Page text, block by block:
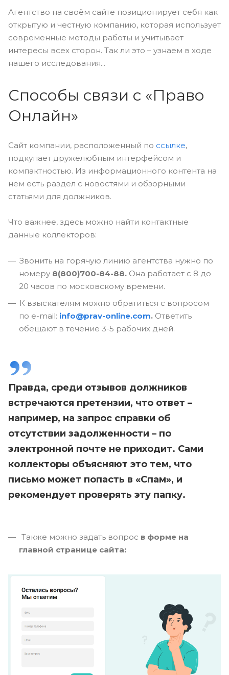
Агентство на своём сайте позиционирует себя как
открытую и честную компанию, которая использует
современные методы работы и учитывает
интересы всех сторон. Так ли это – узнаем в ходе
нашего исследования...
Способы связи с «Право
Онлайн»
Сайт компании, расположенный по ссылке,
подкупает дружелюбным интерфейсом и
компактностью. Из информационного контента на
нём есть раздел с новостями и обзорными
статьями для должников.
Что важнее, здесь можно найти контактные
данные коллекторов:
Звонить на горячую линию агентства нужно по
номеру 8(800)700-84-88. Она работает с 8 до
20 часов по московскому времени.
К взыскателям можно обратиться с вопросом
по e-mail: info@prav-online.com. Ответить
обещают в течение 3-5 рабочих дней.
Правда, среди отзывов должников
встречаются претензии, что ответ –
например, на запрос справки об
отсутствии задолженности – по
электронной почте не приходит. Сами
коллекторы объясняют это тем, что
письмо может попасть в «Спам», и
рекомендует проверять эту папку.
Также можно задать вопрос в форме на
главной странице сайта: